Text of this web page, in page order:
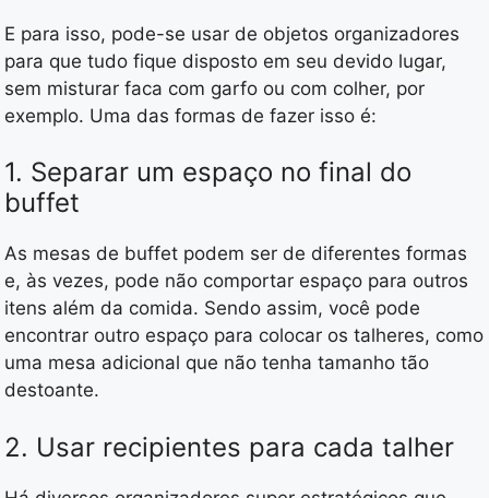
E para isso, pode-se usar de objetos organizadores
para que tudo fique disposto em seu devido lugar,
sem misturar faca com garfo ou com colher, por
exemplo. Uma das formas de fazer isso é:
1. Separar um espaço no final do
buffet
As mesas de buffet podem ser de diferentes formas
e, às vezes, pode não comportar espaço para outros
itens além da comida. Sendo assim, você pode
encontrar outro espaço para colocar os talheres, como
uma mesa adicional que não tenha tamanho tão
destoante.
2. Usar recipientes para cada talher